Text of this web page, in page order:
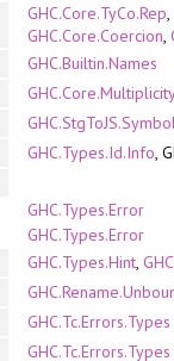
GHC.Core.TyCo.Rep,
GHC.Core.Coercion,
GHC.Builtin.Names
GHC.Types.Id.Info,
GHC.Types.Error
GHC.Types.Error
GHC.Types.Hint,
GHC.Tc.Errors.Types
GHC.Tc.Errors.Types